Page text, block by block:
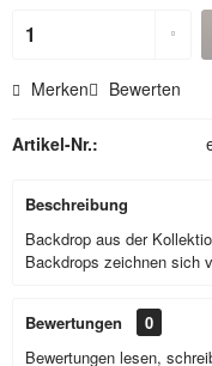
Merken Bewerten
Artikel-Nr.:
Beschreibung
Backdrop aus der
Backdrops zeichnen sich
Bewertungen
0
Bewertungen lesen,